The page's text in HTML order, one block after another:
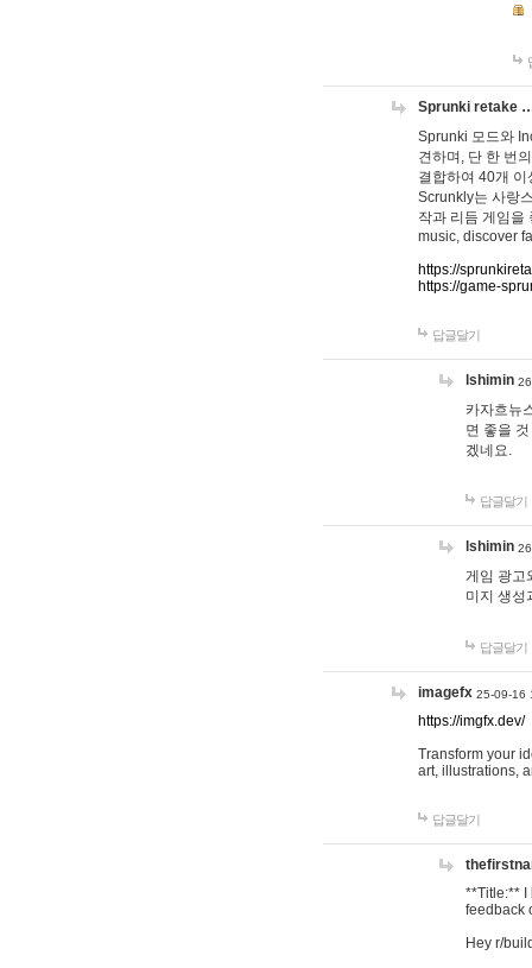
Sprunki retake
Sprunki 모드와
견하며, 단 한 번
결합하여 40개
Scrunkly는 사랑
작과 리듬 게임을
music, discover
https://
https://game-
답글달기
lshimin
카자흐뉴
면 좋을
겠네요.
답글달기
lshimin
게임 광고
미지 생성
답글달기
imagefx 25-09-16
https://imgfx.dev/
Transform your
art, illustrations,
답글달기
**Title:** I
feedback
Hey r/